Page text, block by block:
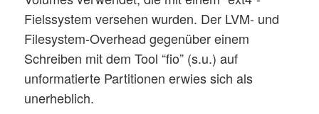
Fielssystem versehen wurden. Der LVM- und
Filesystem-Overhead gegenüber einem
Schreiben mit dem Tool “fio” (s.u.) auf
unformatierte Partitionen erwies sich als
unerheblich.